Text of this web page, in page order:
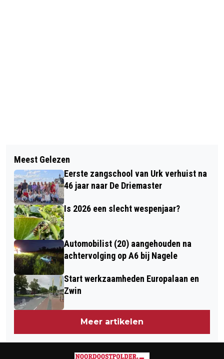
NOORDOOSTPOLDER IN BLOEI
11 JULI BIERFESTIVAL KUINDERBOS
Meest Gelezen
Eerste zangschool van Urk verhuist na
46 jaar naar De Driemaster
Is 2026 een slecht wespenjaar?
Automobilist (20) aangehouden na
achtervolging op A6 bij Nagele
Start werkzaamheden Europalaan en
Zwin
Meer artikelen